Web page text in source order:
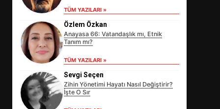
TÜM YAZILARI »
Özlem Özkan
Anayasa 66: Vatandaşlık mı, Etnik
Tanım mı?
TÜM YAZILARI »
Sevgi Seçen
Zihin Yönetimi Hayatı Nasıl Değiştirir?
İşte O Sır